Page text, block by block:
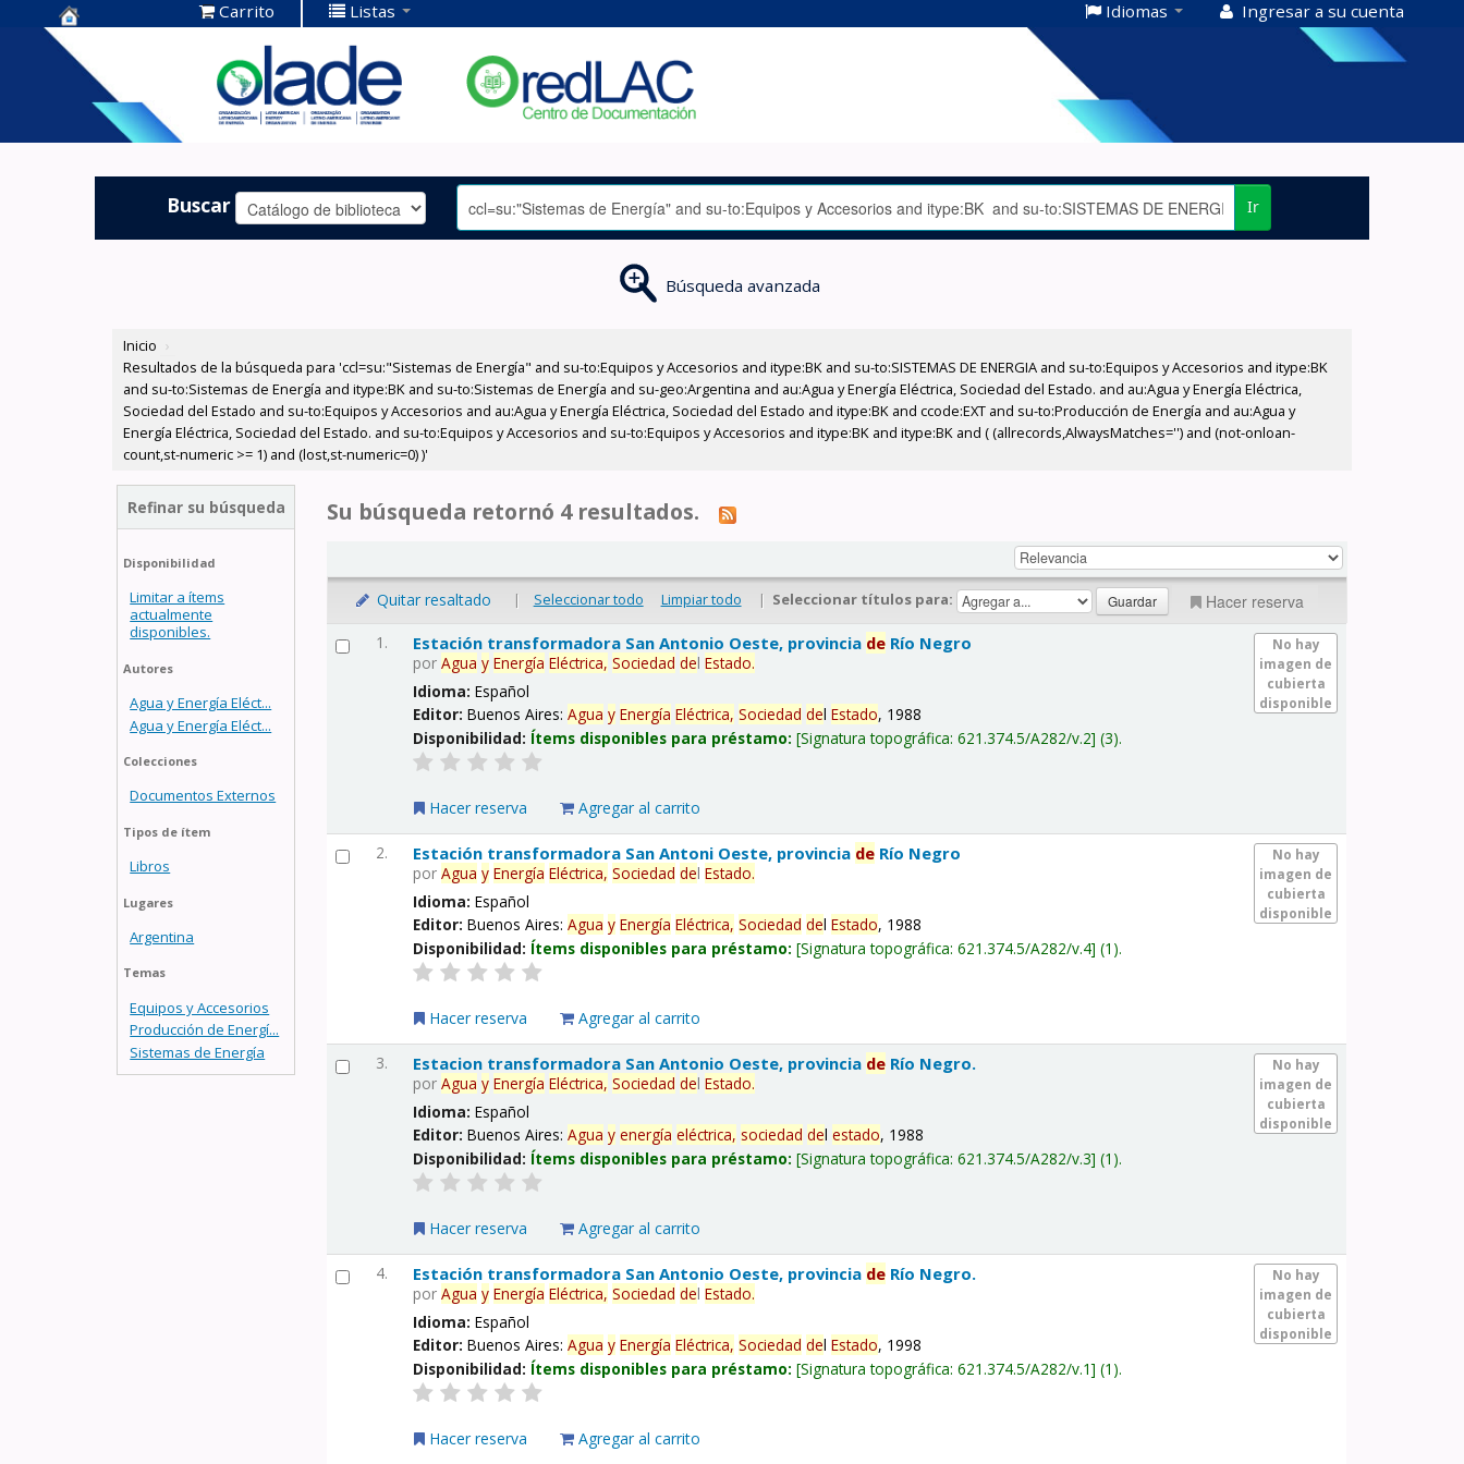
Centro de
Documentación
OLADE -
Carrito Listas Idiomas Ingresar a su cuenta
Buscar Ir
Búsqueda avanzada
Inicio ›
Resultados de la búsqueda para 'ccl=su:"Sistemas de Energía" and su-to:Equipos y Accesorios and itype:BK and su-to:SISTEMAS DE ENERGIA and su-to:Equipos y Accesorios and itype:BK
and su-to:Sistemas de Energía and itype:BK and su-to:Sistemas de Energía and su-geo:Argentina and au:Agua y Energía Eléctrica, Sociedad del Estado. and au:Agua y Energía Eléctrica,
Sociedad del Estado and su-to:Equipos y Accesorios and au:Agua y Energía Eléctrica, Sociedad del Estado and itype:BK and ccode:EXT and su-to:Producción de Energía and au:Agua y
Energía Eléctrica, Sociedad del Estado. and su-to:Equipos y Accesorios and su-to:Equipos y Accesorios and itype:BK and itype:BK and ( (allrecords,AlwaysMatches='') and (not-onloan-
count,st-numeric >= 1) and (lost,st-numeric=0) )'
Refinar su búsqueda
Disponibilidad
Limitar a ítems
actualmente
disponibles.
Autores
Agua y Energía Eléct...
Agua y Energía Eléct...
Colecciones
Documentos Externos
Tipos de ítem
Libros
Lugares
Argentina
Temas
Equipos y Accesorios
Producción de Energí...
Sistemas de Energía
Su búsqueda retornó 4 resultados.
Quitar resaltado | Seleccionar todo Limpiar todo | Seleccionar títulos para: Hacer reserva
1.
No hay
imagen de
cubierta
disponible
Estación transformadora San Antonio Oeste, provincia de Río Negro
porAgua y Energía Eléctrica, Sociedad delEstado.
Idioma:Español
Editor:Buenos Aires:Agua y Energía Eléctrica, Sociedad delEstado, 1988
Disponibilidad: Ítems disponibles para préstamo: Signatura topográfica:621.374.5/A282/v.2 (3).
Hacer reserva Agregar al carrito
2.
No hay
imagen de
cubierta
disponible
Estación transformadora San Antoni Oeste, provincia de Río Negro
porAgua y Energía Eléctrica, Sociedad delEstado.
Idioma:Español
Editor:Buenos Aires:Agua y Energía Eléctrica, Sociedad delEstado, 1988
Disponibilidad: Ítems disponibles para préstamo: Signatura topográfica:621.374.5/A282/v.4 (1).
Hacer reserva Agregar al carrito
3.
No hay
imagen de
cubierta
disponible
Estacion transformadora San Antonio Oeste, provincia de Río Negro.
porAgua y Energía Eléctrica, Sociedad delEstado.
Idioma:Español
Editor:Buenos Aires:Agua y energía eléctrica, sociedad delestado, 1988
Disponibilidad: Ítems disponibles para préstamo: Signatura topográfica:621.374.5/A282/v.3 (1).
Hacer reserva Agregar al carrito
4.
No hay
imagen de
cubierta
disponible
Estación transformadora San Antonio Oeste, provincia de Río Negro.
porAgua y Energía Eléctrica, Sociedad delEstado.
Idioma:Español
Editor:Buenos Aires:Agua y Energía Eléctrica, Sociedad delEstado, 1998
Disponibilidad: Ítems disponibles para préstamo: Signatura topográfica:621.374.5/A282/v.1 (1).
Hacer reserva Agregar al carrito